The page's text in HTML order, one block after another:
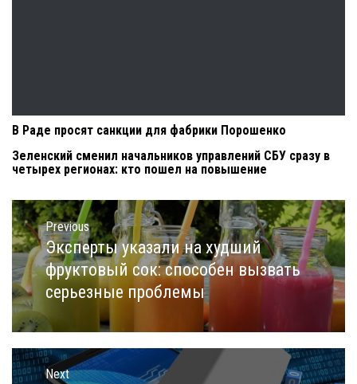
В Раде просят санкции для фабрики Порошенко
Зеленский сменил начальников управлений СБУ сразу в
четырех регионах: кто пошел на повышение
Навигация
по
записям
Previous
Previous
post:
Эксперты указали на худший
фруктовый сок: способен вызвать
серьезные проблемы
Next